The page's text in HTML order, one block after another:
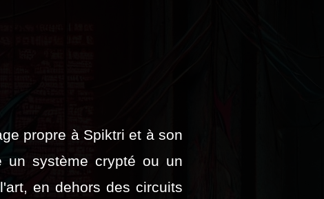
propre à Spiktri et à son
un système crypté ou un
en dehors des circuits